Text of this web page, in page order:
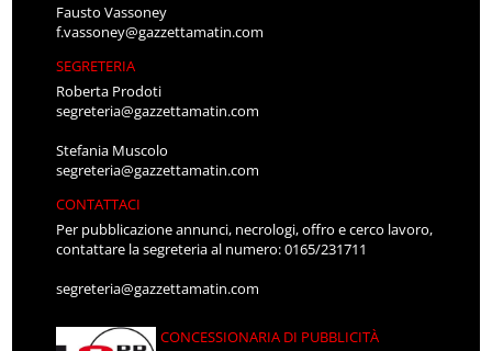
Fausto Vassoney
f.vassoney@gazzettamatin.com
SEGRETERIA
Roberta Prodoti
segreteria@gazzettamatin.com
Stefania Muscolo
segreteria@gazzettamatin.com
CONTATTACI
Per pubblicazione annunci, necrologi, offro e cerco lavoro,
contattare la segreteria al numero: 0165/231711
segreteria@gazzettamatin.com
CONCESSIONARIA DI PUBBLICITÀ